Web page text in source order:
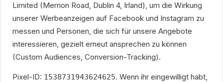
Limited (Merrion Road, Dublin 4, Irland), um die Wirkung
unserer Werbeanzeigen auf Facebook und Instagram zu
messen und Personen, die sich für unsere Angebote
interessieren, gezielt erneut ansprechen zu können
(Custom Audiences, Conversion-Tracking).
Pixel-ID: 1538731943624625. Wenn ihr eingewilligt habt,